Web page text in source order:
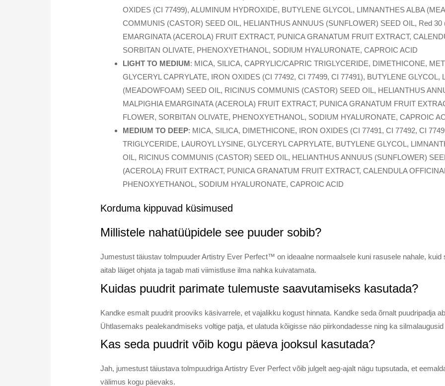
OXIDES (CI 77499), ALUMINUM HYDROXIDE, BUTYLENE GLYCOL, LIMNANTHES ALBA
COMMUNIS (CASTOR) SEED OIL, HELIANTHUS ANNUUS (SUNFLOWER) SEED OIL, Red 30
EMARGINATA (ACEROLA) FRUIT EXTRACT, PUNICA GRANATUM FRUIT EXTRACT,
SORBITAN OLIVATE, PHENOXYETHANOL, SODIUM HYALURONATE, CAPROIC ACID
LIGHT TO MEDIUM: MICA, SILICA, CAPRYLIC/CAPRIC TRIGLYCERIDE, DIMETHICONE,
GLYCERYL CAPRYLATE, IRON OXIDES (CI 77492, CI 77499, CI 77491), BUTYLENE GLYCOL,
(MEADOWFOAM) SEED OIL, RICINUS COMMUNIS (CASTOR) SEED OIL, HELIANTHUS
MALPIGHIA EMARGINATA (ACEROLA) FRUIT EXTRACT, PUNICA GRANATUM FRUIT
FLOWER, SORBITAN OLIVATE, PHENOXYETHANOL, SODIUM HYALURONATE, CAPROIC
MEDIUM TO DEEP: MICA, SILICA, DIMETHICONE, IRON OXIDES (CI 77491, CI 77492, CI
TRIGLYCERIDE, LAUROYL LYSINE, GLYCERYL CAPRYLATE, BUTYLENE GLYCOL,
OIL, RICINUS COMMUNIS (CASTOR) SEED OIL, HELIANTHUS ANNUUS (SUNFLOWER)
(ACEROLA) FRUIT EXTRACT, PUNICA GRANATUM FRUIT EXTRACT, CALENDULA
PHENOXYETHANOL, SODIUM HYALURONATE, CAPROIC ACID
Korduma kippuvad küsimused
Millistele nahatüüpidele see puuder sobib?
Jumestust täiustav tolmpuuder Artistry Ever Perfect™ on ideaalne normaalsele kuni rasusele nahale, kuid
aitab läiget ohjata ja tagab mati viimistluse ilma nahka kuivatamata.
Kuidas puudrit parimate tulemuste saavutamiseks kasutada?
Kandke esmalt puudrit prooviks käsivarrele, et vajalikku kogust hinnata. Kandke seda õrnalt puudripadja
Ühtlasemaks pealekandmiseks voltige patja, et ulatuda kõigisse näo piirkondadesse ning ka
Kas seda puudrit võib kogu päeva jooksul kasutada?
Jah, jumestust täiustava tolmpuudriga Artistry Ever Perfect võib julgelt aeg-ajalt nägu tupsutada, et
välimus kogu päevaks.